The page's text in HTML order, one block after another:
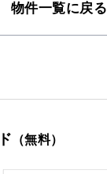
物件一覧に戻る
（無料）